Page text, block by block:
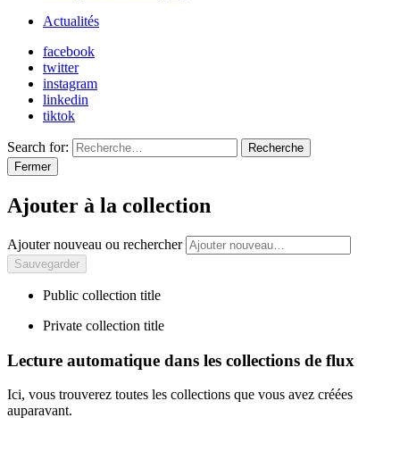
Actualités
facebook
twitter
instagram
linkedin
tiktok
Search for:
Recherche
Fermer
Ajouter à la collection
Ajouter nouveau ou rechercher
Public collection title
Private collection title
Lecture automatique dans les collections de flux
Ici, vous trouverez toutes les collections que vous avez créées
auparavant.